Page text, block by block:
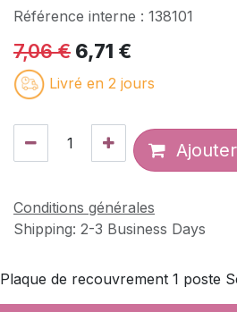
Référence interne : 138101
7,06€ 6,71 €
Livré en 2 jours
Conditions générales
Shipping: 2-3 Business Days
Plaque de recouvrement 1 poste